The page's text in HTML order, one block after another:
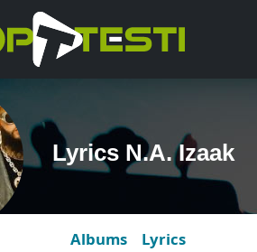
Lyrics N.A. Izaak
Albums Lyrics